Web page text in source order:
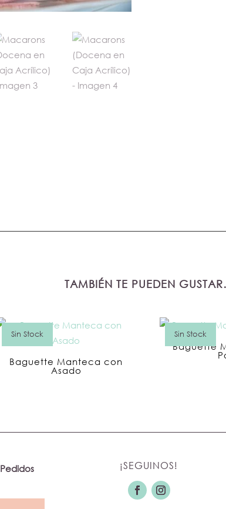
TAMBIÉN TE PUEDEN
Sin Stock
Baguette Manteca con
Asado
Sin Stock
Baguette
Pedidos
¡SEGUINOS!